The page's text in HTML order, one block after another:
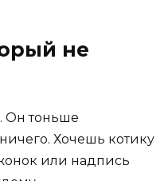
не
Он тоньше
Хочешь котику
или надпись